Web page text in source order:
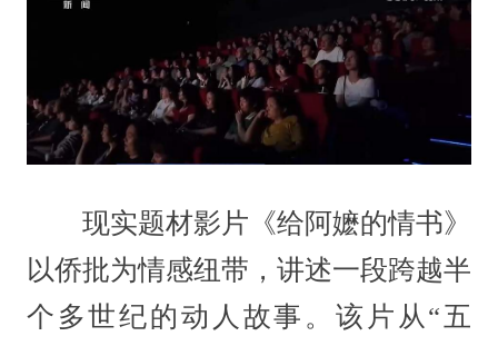
现实题材影片《给阿嬷的情书》
以侨批为情感纽带，讲述一段跨越半
个多世纪的动人故事。该片从“五